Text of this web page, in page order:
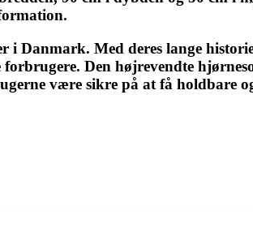
Danmark. Med deres lange
Den højrevendte
være sikre på at få holdbare